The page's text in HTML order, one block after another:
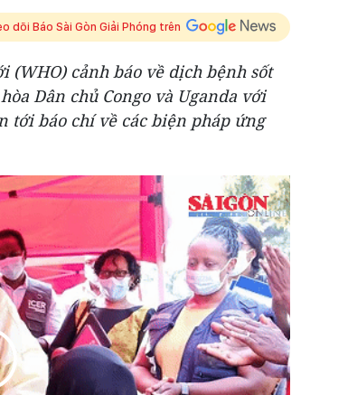
dõi Báo Sài Gòn Giải Phóng trên
(WHO) cảnh báo về dịch bệnh sốt
Dân chủ Congo và Uganda với
tới báo chí về các biện pháp ứng